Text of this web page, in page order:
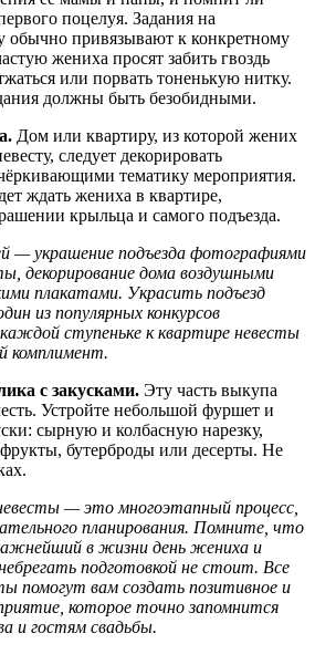
поцелуя. Задания на
обычно привязывают к конкретному
жениха просят забить гвоздь
или порвать тоненькую нитку.
должны быть безобидными.
Дом или квартиру, из которой жених
следует декорировать
тематику мероприятия.
ждать жениха в квартире,
крыльца и самого подъезда.
— украшение подъезда фотографиями
декорирование дома воздушными
плакатами. Украсить подъезд
из популярных конкурсов
ступеньке к квартире невесты
комплимент.
с закусками. Эту часть выкупа
Устройте небольшой фуршет и
сырную и колбасную нарезку,
бутерброды или десерты. Не
— это многоэтапный процесс,
планирования. Помните, что
в жизни день жениха и
подготовкой не стоит. Все
помогут вам создать позитивное и
которое точно запомнится
и гостям свадьбы.